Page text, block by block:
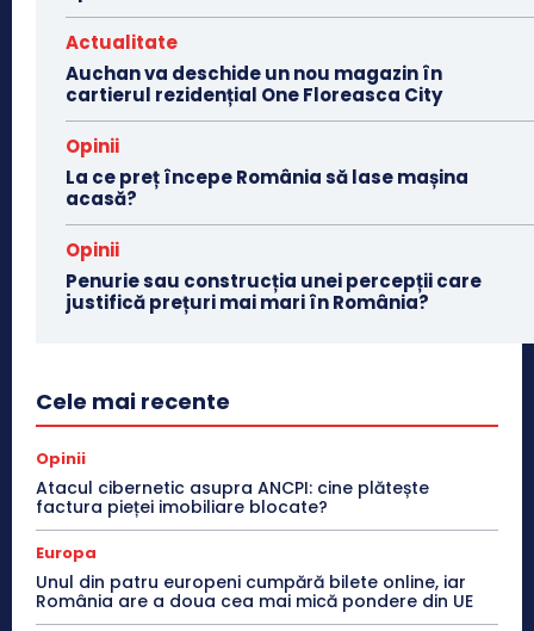
Actualitate
Auchan va deschide un nou magazin în
cartierul rezidențial One Floreasca City
Opinii
La ce preț începe România să lase mașina
acasă?
Opinii
Penurie sau construcția unei percepții care
justifică prețuri mai mari în România?
Cele mai recente
Opinii
Atacul cibernetic asupra ANCPI: cine plătește
factura pieței imobiliare blocate?
Europa
Unul din patru europeni cumpără bilete online, iar
România are a doua cea mai mică pondere din UE